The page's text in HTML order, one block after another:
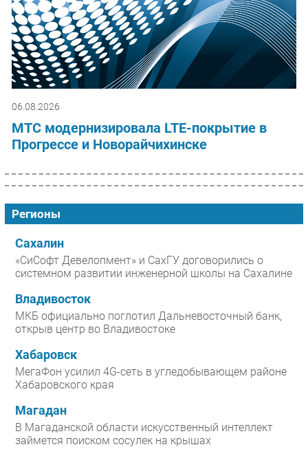
06.08.2026
МТС модернизировала LTE-покрытие в
Прогрессе и Новорайчихинске
Регионы
Сахалин
«СиСофт Девелопмент» и СахГУ договорились о
системном развитии инженерной школы на Сахалине
Владивосток
МКБ официально поглотил Дальневосточный банк,
открыв центр во Владивостоке
Хабаровск
МегаФон усилил 4G-сеть в угледобывающем районе
Хабаровского края
Магадан
В Магаданской области искусственный интеллект
займется поиском сосулек на крышах